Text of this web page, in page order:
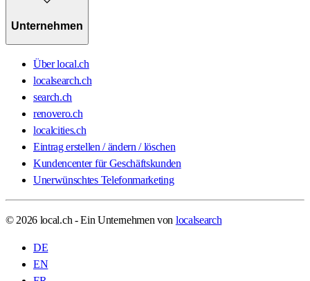
Unternehmen
Über local.ch
localsearch.ch
search.ch
renovero.ch
localcities.ch
Eintrag erstellen / ändern / löschen
Kundencenter für Geschäftskunden
Unerwünschtes Telefonmarketing
© 2026 local.ch - Ein Unternehmen von localsearch
DE
EN